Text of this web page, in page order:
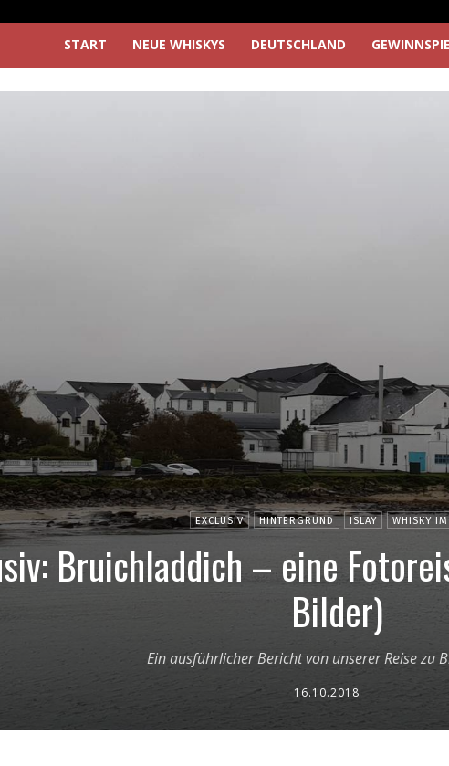
START NEUE WHISKYS DEUTSCHLAND
EXCLUSIV HINTERGRUND ISLAY WHISKY
Bruichladdich – eine
Bilder)
Ein ausführlicher Bericht von unserer Reise zu
16.10.2018